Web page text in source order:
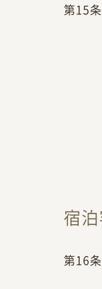
第15条
宿
第16条